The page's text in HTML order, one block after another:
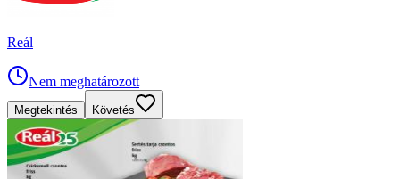
Reál
Nem meghatározott
Megtekintés Követés